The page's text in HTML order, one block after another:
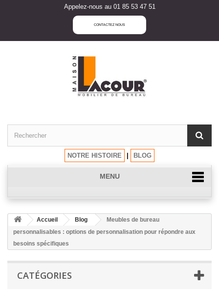
Appelez-nous au 01 85 53 47 51
CONTACTEZ NOUS
NOTRE HISTOIRE BLOG
MENU
Accueil Blog
Meubles de bureau
personnalisables : options de personnalisation pour répondre aux
besoins spécifiques
CATÉGORIES